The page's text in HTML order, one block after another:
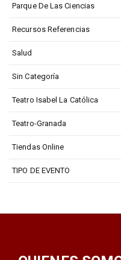
Parque De Las Ciencias
Recursos Referencias
Salud
Sin Categoría
Teatro Isabel La Católica
Teatro-Granada
Tiendas Online
TIPO DE EVENTO